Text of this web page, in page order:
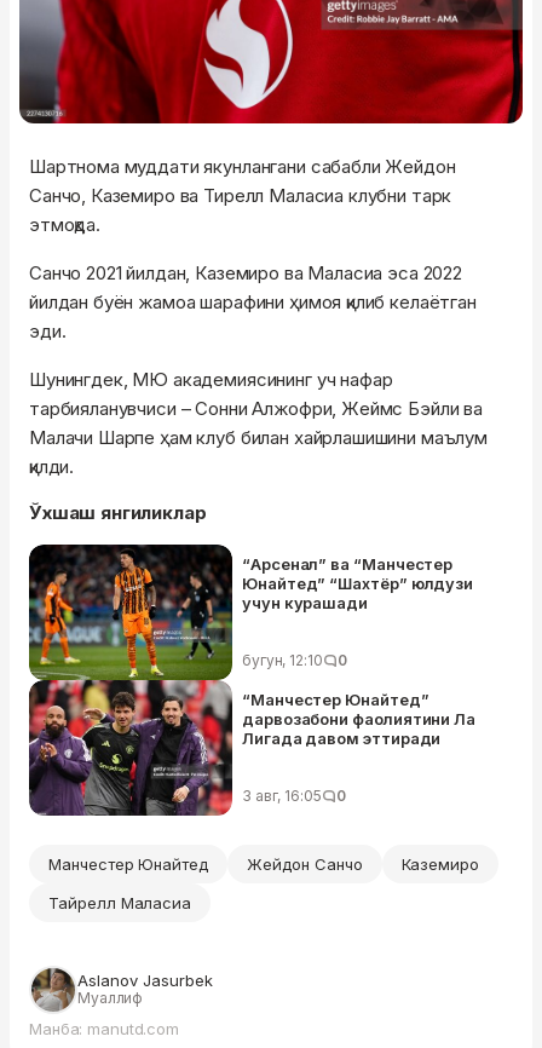
Шартнома муддати якунлангани сабабли Жейдон
Санчо, Каземиро ва Тирелл Маласиа клубни тарк
этмоқда.
Санчо 2021 йилдан, Каземиро ва Маласиа эса 2022
йилдан буён жамоа шарафини ҳимоя қилиб келаётган
эди.
Шунингдек, МЮ академиясининг уч нафар
тарбияланувчиси – Сонни Алжофри, Жеймс Бэйли ва
Малачи Шарпе ҳам клуб билан хайрлашишини маълум
қилди.
Ўхшаш янгиликлар
“Арсенал” ва “Манчестер
Юнайтед” “Шахтёр” юлдузи
учун курашади
бугун, 12:10 0
“Манчестер Юнайтед”
дарвозабони фаолиятини Ла
Лигада давом эттиради
3 авг, 16:05 0
Манчестер Юнайтед Жейдон Санчо
Каземиро
Тайрелл Маласиа
Aslanov Jasurbek
Муаллиф
Манба: manutd.com